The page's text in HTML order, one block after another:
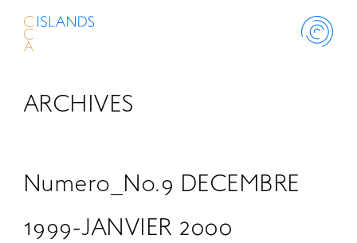
ABOUT
ARCHIVES
Numero_No.9 DECEMBRE
1999-JANVIER 2000